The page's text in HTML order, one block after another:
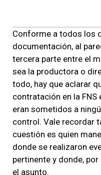
Conforme a todos los
documentación, al
tercera parte entre el
sea la productora o
todo, hay que aclarar
contratación en la FNS
eran sometidos a
control. Vale recordar
cuestión es quien
donde se realizaron
pertinente y donde,
el asunto.